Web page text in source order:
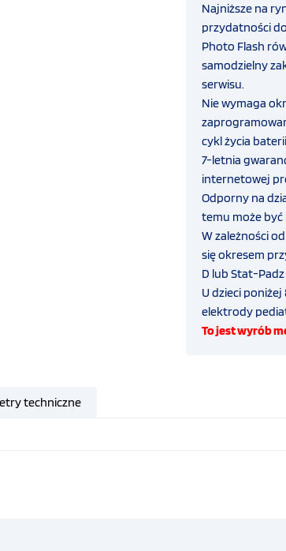
Najniższe na
przydatności
Photo Flash
samodzielny
serwisu.
Nie wymaga
cykl życia
7-letnia
internetowej
Odporny na
temu może
W zależności
się okresem
D lub Stat-Padz
U dzieci
elektrody
To jest wyrób
techniczne